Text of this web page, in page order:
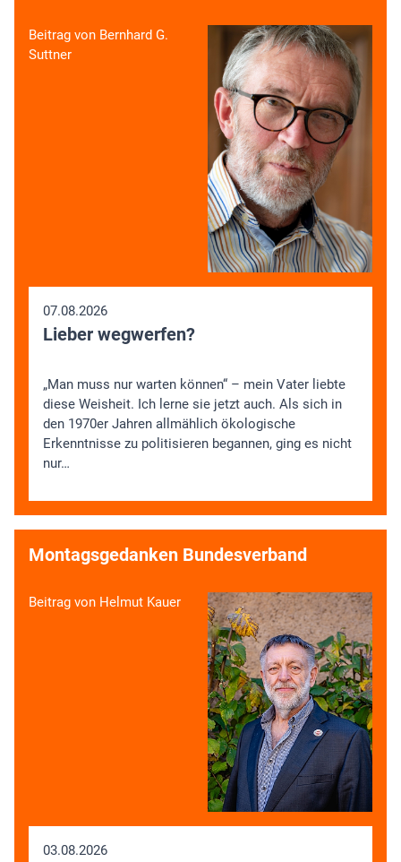
Beitrag von Bernhard G.
Suttner
07.08.2026
Lieber wegwerfen?
„Man muss nur warten können“ – mein Vater liebte
diese Weisheit. Ich lerne sie jetzt auch. Als sich in
den 1970er Jahren allmählich ökologische
Erkenntnisse zu politisieren begannen, ging es nicht
nur…
Montagsgedanken Bundesverband
Beitrag von Helmut Kauer
03.08.2026